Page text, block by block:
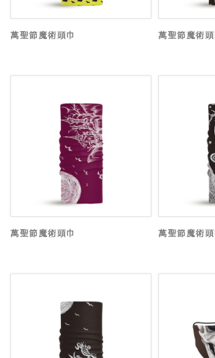
萬聖節魔術頭巾 萬聖節魔術頭
萬聖節魔術頭巾 萬聖節魔術頭